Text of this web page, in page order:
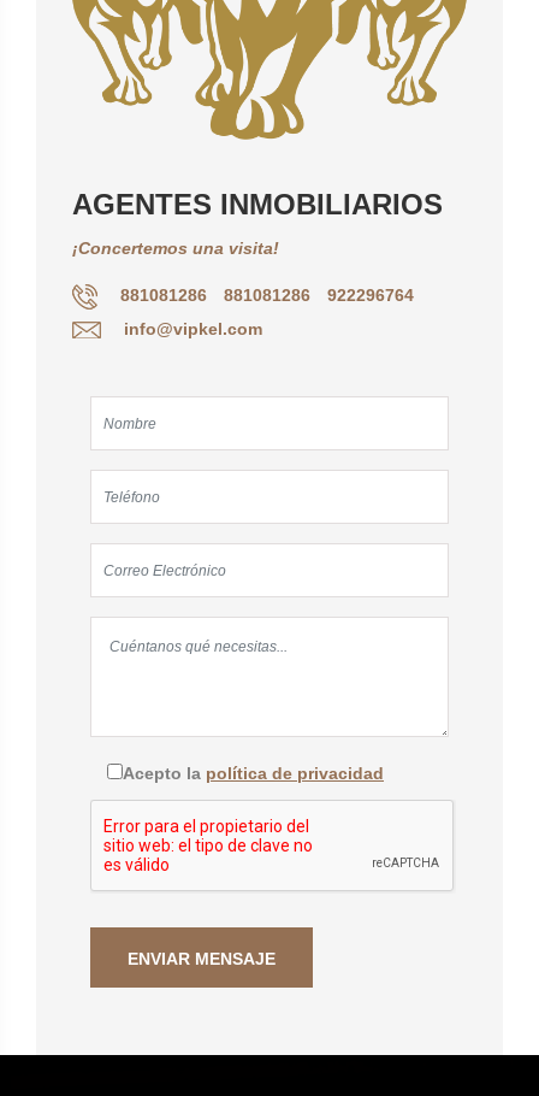
AGENTES INMOBILIARIOS
¡Concertemos una visita!
881081286 881081286
922296764
info@vipkel.com
Acepto la política de privacidad